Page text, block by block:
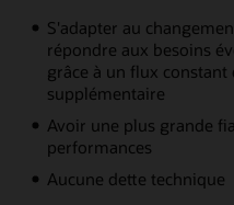
S'adapter au
répondre aux besoins
grâce à un flux
supplémentaire
Avoir une plus grande
performances
Aucune dette technique